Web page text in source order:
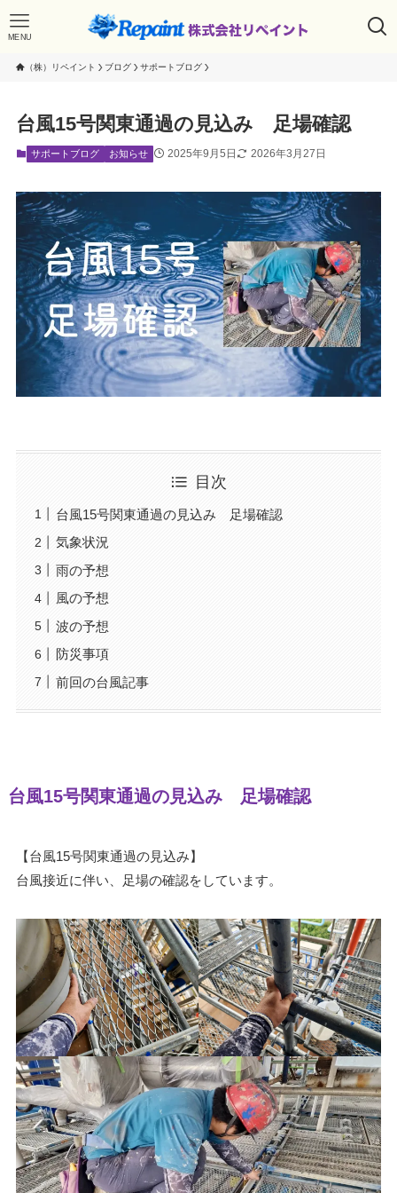
MENU
（株）リペイント ブログ サポートブログ
台風15号関東通過の見込み 足場確認
サポートブログ お知らせ 2025年9月5日 2026年3月27日
目次
台風15号関東通過の見込み 足場確認
気象状況
雨の予想
風の予想
波の予想
防災事項
前回の台風記事
台風15号関東通過の見込み 足場確認
【台風15号関東通過の見込み】
台風接近に伴い、足場の確認をしています。